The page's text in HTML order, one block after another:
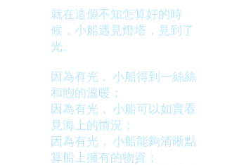
就在這個不知怎算好的時
候，小船遇見燈塔，見到了
光。
因為有光， 小船得到一絲絲
和煦的溫暖；
因為有光， 小船可以如實看
見海上的情況；
因為有光， 小船能夠清晰點
算船上擁有的物資；